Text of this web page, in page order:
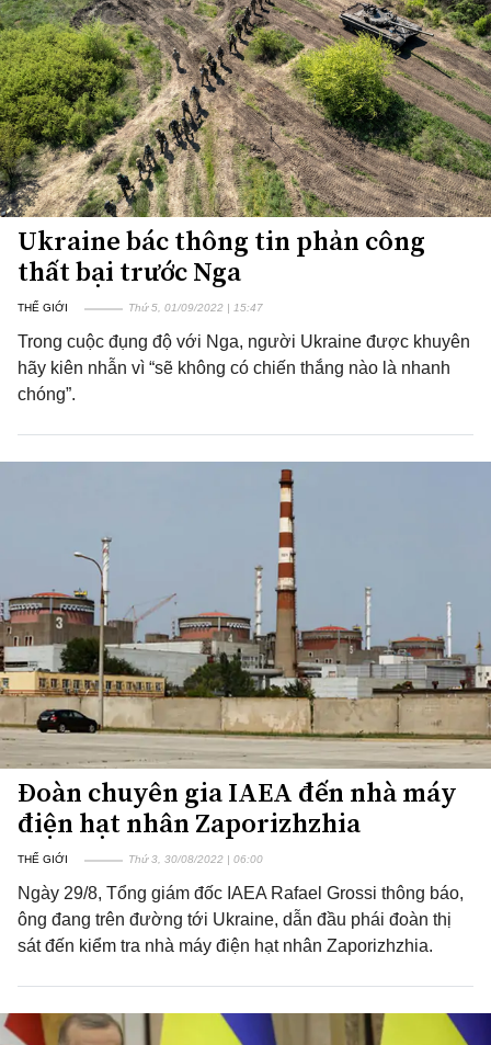
Ukraine bác thông tin phản công
thất bại trước Nga
THẾ GIỚI Thứ 5, 01/09/2022 | 15:47
Trong cuộc đụng độ với Nga, người Ukraine được khuyên
hãy kiên nhẫn vì “sẽ không có chiến thắng nào là nhanh
chóng”.
Đoàn chuyên gia IAEA đến nhà máy
điện hạt nhân Zaporizhzhia
THẾ GIỚI Thứ 3, 30/08/2022 | 06:00
Ngày 29/8, Tổng giám đốc IAEA Rafael Grossi thông báo,
ông đang trên đường tới Ukraine, dẫn đầu phái đoàn thị
sát đến kiểm tra nhà máy điện hạt nhân Zaporizhzhia.